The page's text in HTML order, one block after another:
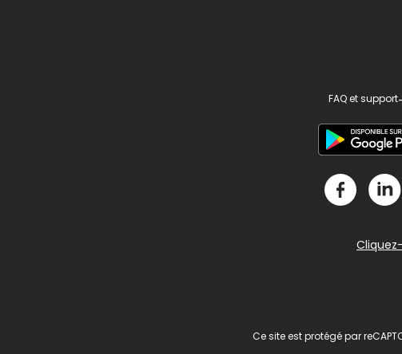
FAQ et support
Ce site est protégé par